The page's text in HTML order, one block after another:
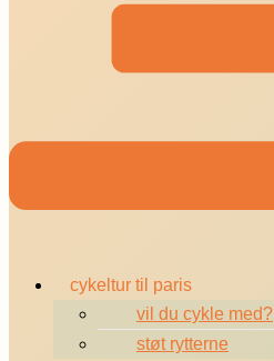
cykeltur til paris
vil du cykle med?
støt rytterne